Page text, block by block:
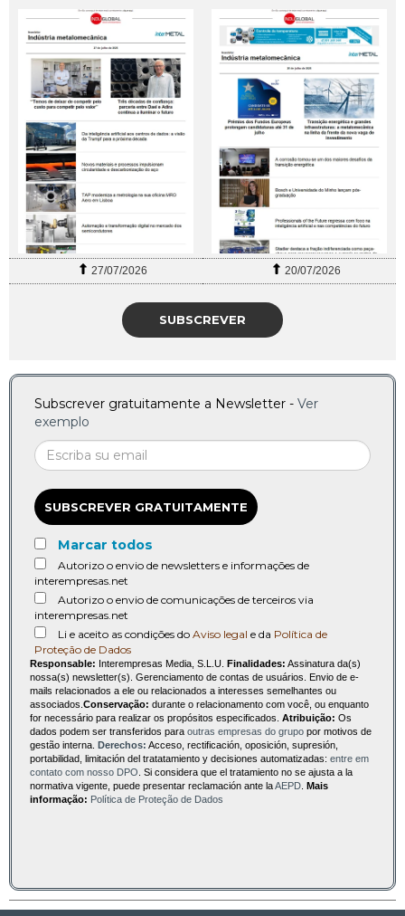
27/07/2026 20/07/2026
SUBSCREVER
Subscrever gratuitamente a Newsletter - Ver
exemplo
SUBSCREVER GRATUITAMENTE
Marcar todos
Autorizo o envio de newsletters e informações de
interempresas.net
Autorizo o envio de comunicações de terceiros via
interempresas.net
Li e aceito as condições do Aviso legal e da Política de
Proteção de Dados
Responsable: Interempresas Media, S.L.U. Finalidades: Assinatura da(s)
nossa(s) newsletter(s). Gerenciamento de contas de usuários. Envio de e-
mails relacionados a ele ou relacionados a interesses semelhantes ou
associados. Conservação: durante o relacionamento com você, ou enquanto
for necessário para realizar os propósitos especificados. Atribuição: Os
dados podem ser transferidos para outras empresas do grupo por motivos de
gestão interna.
Derechos: Acceso, rectificación, oposición, supresión,
portabilidad, limitación del tratatamiento y decisiones automatizadas: entre em
contato com nosso DPO . Si considera que el tratamiento no se ajusta a la
normativa vigente, puede presentar reclamación ante laAEPD
Mais
informação: Política de Proteção de Dados